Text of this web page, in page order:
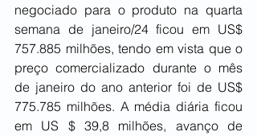
negociado para o produto na quarta
semana de janeiro/24 ficou em US$
757.885 milhões, tendo em vista que o
preço comercializado durante o mês
de janeiro do ano anterior foi de US$
775.785 milhões. A média diária ficou
em US $ 39,8 milhões, avanço de